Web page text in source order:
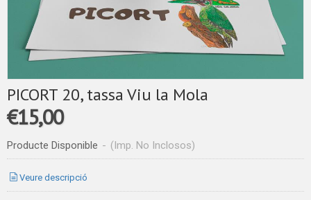
PICORT 20, tassa Viu la Mola
€15,00
Producte Disponible - (Imp. No Inclosos)
Veure descripció